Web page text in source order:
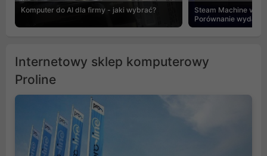
Komputer do AI dla firmy - jaki wybrać?
Steam Machine vs
Porównanie
Internetowy sklep komputerowy
Proline